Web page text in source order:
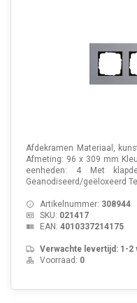
Afdekramen Materiaal,
Afmeting: 96 x 309 mm
eenheden: 4 Met
Geanodiseerd/geëloxeerd
Artikelnummer: 308944
SKU: 021417
EAN: 4010337214175
Verwachte levertijd: 1-2
Voorraad: 0